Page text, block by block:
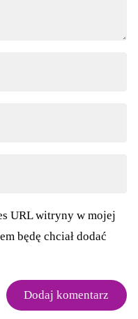
URL witryny w mojej
będę chciał dodać